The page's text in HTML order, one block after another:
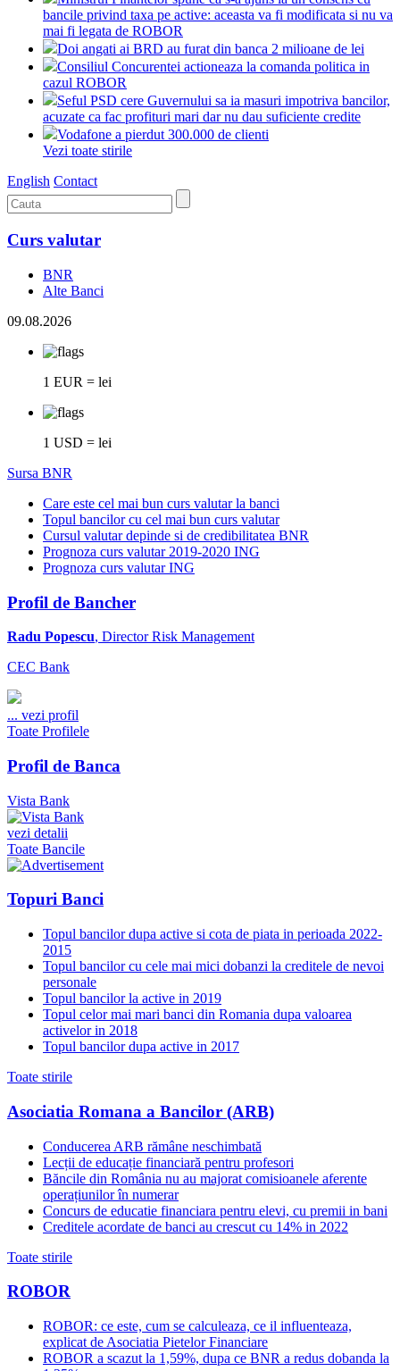
bancile privind taxa pe active: aceasta va fi modificata si nu va
mai fi legata de ROBOR
Doi angati ai BRD au furat din banca 2 milioane de lei
Consiliul Concurentei actioneaza la comanda politica in
cazul ROBOR
Seful PSD cere Guvernului sa ia masuri impotriva bancilor,
acuzate ca fac profituri mari dar nu dau suficiente credite
Vodafone a pierdut 300.000 de clienti
Vezi toate stirile
English Contact
Curs valutar
BNR
Alte Banci
09.08.2026
1 EUR = lei
1 USD = lei
Sursa BNR
Care este cel mai bun curs valutar la banci
Topul bancilor cu cel mai bun curs valutar
Cursul valutar depinde si de credibilitatea BNR
Prognoza curs valutar 2019-2020 ING
Prognoza curs valutar ING
Profil de Bancher
Radu Popescu, Director Risk Management
CEC Bank
... vezi profil
Toate Profilele
Profil de Banca
Vista Bank
vezi detalii
Toate Bancile
Topuri Banci
Topul bancilor dupa active si cota de piata in perioada 2022-
2015
Topul bancilor cu cele mai mici dobanzi la creditele de nevoi
personale
Topul bancilor la active in 2019
Topul celor mai mari banci din Romania dupa valoarea
activelor in 2018
Topul bancilor dupa active in 2017
Toate stirile
Asociatia Romana a Bancilor (ARB)
Conducerea ARB rămâne neschimbată
Lecții de educație financiară pentru profesori
Băncile din România nu au majorat comisioanele aferente
operațiunilor în numerar
Concurs de educatie financiara pentru elevi, cu premii in bani
Creditele acordate de banci au crescut cu 14% in 2022
Toate stirile
ROBOR
ROBOR: ce este, cum se calculeaza, ce il influenteaza,
explicat de Asociatia Pietelor Financiare
ROBOR a scazut la 1,59%, dupa ce BNR a redus dobanda la